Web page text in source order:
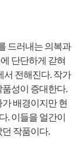
드러내는 의복과
단단하게 갇혀
서 전해진다. 작가
성이 증대한다.
배경이지만 현
. 이들을 얼간이
작품이다.